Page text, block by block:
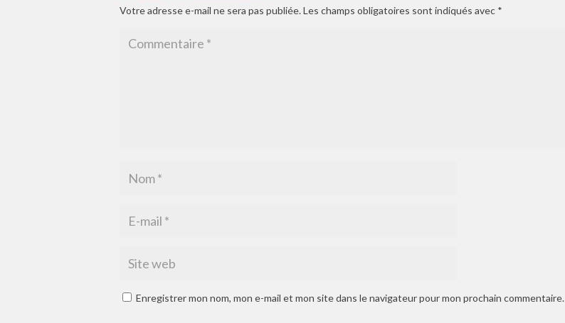
Votre adresse e-mail ne sera pas publiée.Les champs obligatoires sont indiqués avec *
Enregistrer mon nom, mon e-mail et mon site dans le navigateur pour mon prochain commentaire.